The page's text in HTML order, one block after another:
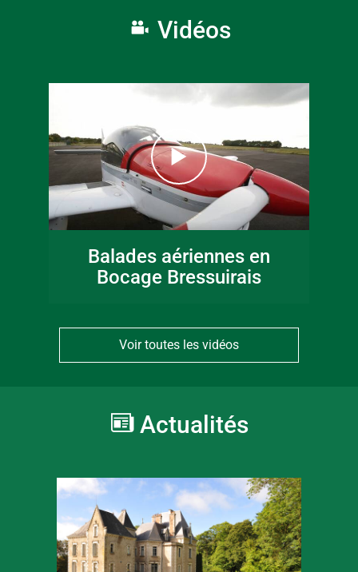
Vidéos
Balades aériennes en
Bocage Bressuirais
Voir toutes les vidéos
Actualités